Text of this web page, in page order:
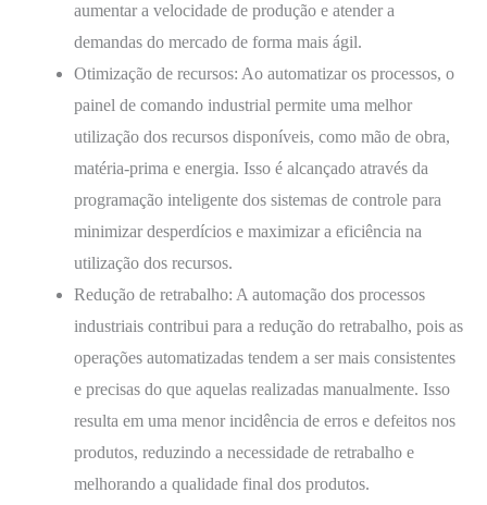
aumentar a velocidade de produção e atender a
demandas do mercado de forma mais ágil.
Otimização de recursos: Ao automatizar os processos, o
painel de comando industrial permite uma melhor
utilização dos recursos disponíveis, como mão de obra,
matéria-prima e energia. Isso é alcançado através da
programação inteligente dos sistemas de controle para
minimizar desperdícios e maximizar a eficiência na
utilização dos recursos.
Redução de retrabalho: A automação dos processos
industriais contribui para a redução do retrabalho, pois as
operações automatizadas tendem a ser mais consistentes
e precisas do que aquelas realizadas manualmente. Isso
resulta em uma menor incidência de erros e defeitos nos
produtos, reduzindo a necessidade de retrabalho e
melhorando a qualidade final dos produtos.